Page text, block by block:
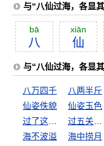
与“八仙过海，各显
bā
八
xiān
仙
与“八仙过海，各显
八万四千 八两半斤
仙姿佚貌
仙姿玉色
海不波溢
海中捞月